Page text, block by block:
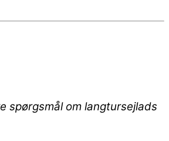
spørgsmål om langtursejlads